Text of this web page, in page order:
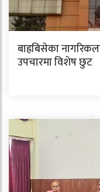
बाह्रबिसेका
उपचारमा विशेष छुट